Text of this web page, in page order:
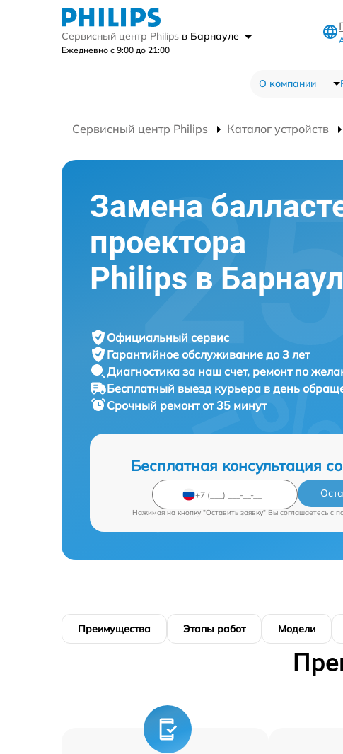
Сервисный центр Philips в Барнауле
Ежедневно с 9:00 до 21:00
О компании
Сервисный центр Philips Каталог устройств
Замена
проектора
Philips в
Официальный сервис
Гарантийное обслуживание до 3 лет
Диагностика за наш счет, ремонт по
Бесплатный выезд курьера в день
Срочный ремонтот 35 минут
Бесплатная консультация
Нажимая на кнопку "Оставить заявку" Вы соглашаетесь c
Преимущества Этапы работ Модели